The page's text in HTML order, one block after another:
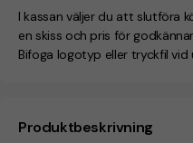
Produktbeskrivning
I kassan väljer du att slutföra
en skiss och pris för
Bifoga logotyp eller tryckfil vid